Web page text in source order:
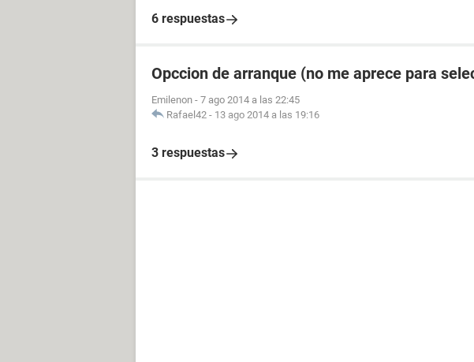
6 respuestas
Opccion de arranque (no me aprece para
Emilenon - 7 ago 2014 a las 22:45
Rafael42 - 13 ago 2014 a las 19:16
3 respuestas